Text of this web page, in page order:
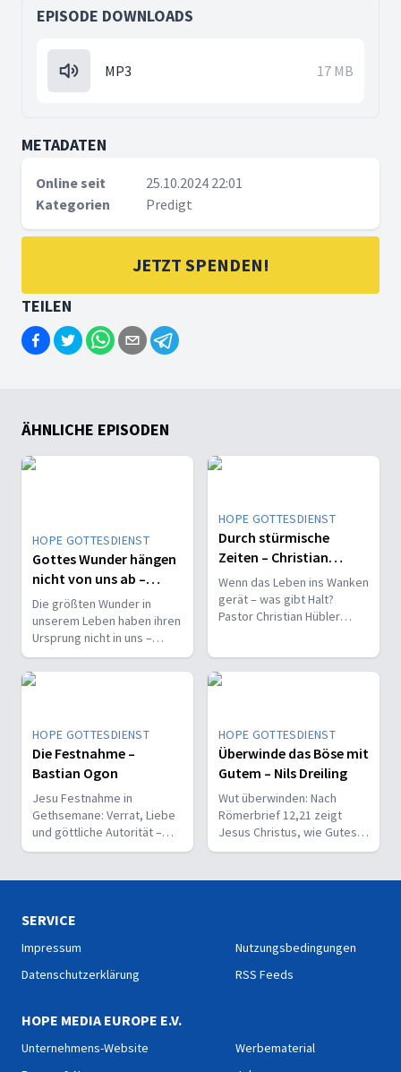
EPISODE DOWNLOADS
MP3 17 MB
METADATEN
Online seit
25.10.2024 22:01
Kategorien
Predigt
JETZT SPENDEN!
TEILEN
ÄHNLICHE EPISODEN
HOPE GOTTESDIENST
Gottes Wunder hängen
nicht von uns ab –
Edwin Rosado
Die größten Wunder in
unserem Leben haben ihren
Ursprung nicht in uns –
sondern in Gott selbst.
HOPE GOTTESDIENST
Durch stürmische
Zeiten – Christian
Hübler
Wenn das Leben ins Wanken
gerät – was gibt Halt?
Pastor Christian Hübler
HOPE GOTTESDIENST
Die Festnahme –
Bastian Ogon
Jesu Festnahme in
Gethsemane: Verrat, Liebe
und göttliche Autorität –
warum er sich freiwillig für
HOPE GOTTESDIENST
Überwinde das Böse mit
Gutem – Nils Dreiling
Wut überwinden: Nach
Römerbrief 12,21 zeigt
Jesus Christus, wie Gutes
das Böse besiegt.
SERVICE
Impressum
Datenschutzerklärung
Nutzungsbedingungen
RSS Feeds
HOPE MEDIA EUROPE E.V.
Unternehmens-Website
Werbematerial